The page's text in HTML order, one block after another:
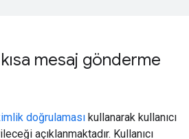
kısa mesaj gönderme
doğrulaması kullanarak kullanıcı
açıklanmaktadır. Kullanıcı